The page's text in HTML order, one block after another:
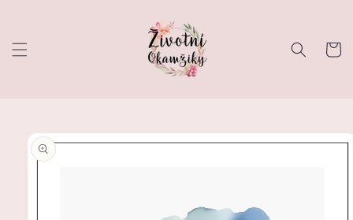
Košík
informace
produktu